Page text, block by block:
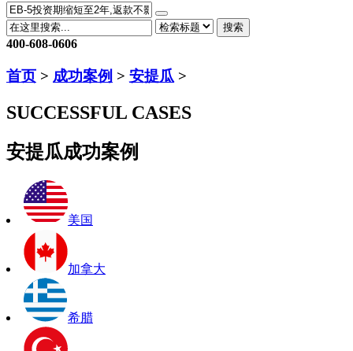
搜索
400-608-0606
首页 > 成功案例 > 安提瓜 >
SUCCESSFUL CASES
安提瓜成功案例
美国
加拿大
希腊